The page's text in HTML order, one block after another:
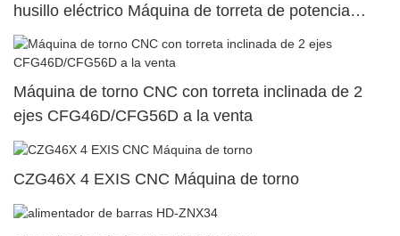
husillo eléctrico Máquina de torreta de potencia
superior dual108
Máquina de torno CNC con torreta inclinada de 2
ejes CFG46D/CFG56D a la venta
CZG46X 4 EXIS CNC Máquina de torno